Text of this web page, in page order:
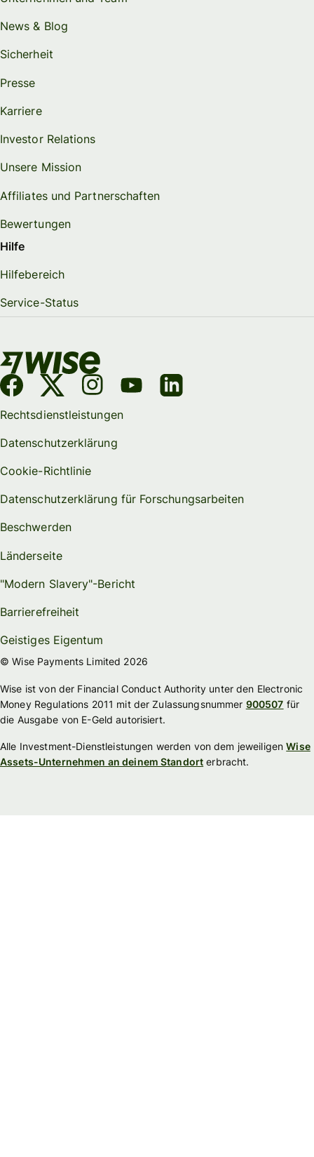
News & Blog
Sicherheit
Presse
Karriere
Investor Relations
Unsere Mission
Affiliates und Partnerschaften
Bewertungen
Hilfe
Hilfebereich
Service-Status
Rechtsdienstleistungen
Datenschutzerklärung
Cookie-Richtlinie
Datenschutzerklärung für Forschungsarbeiten
Beschwerden
Länderseite
"Modern Slavery"-Bericht
Barrierefreiheit
Geistiges Eigentum
© Wise Payments Limited 2026
Wise ist von der Financial Conduct Authority unter den Electronic
Money Regulations 2011 mit der Zulassungsnummer 900507 für
die Ausgabe von E-Geld autorisiert.
Alle Investment-Dienstleistungen werden von dem jeweiligenWise
Assets-Unternehmen an deinem Standort erbracht.